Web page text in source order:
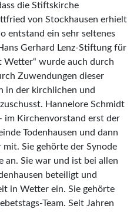
die Stiftskirche
von Stockhausen erhielt
entstand ein sehr seltenes
Gerhard Lenz-Stiftung für
wurde auch durch
Zuwendungen dieser
in der kirchlichen und
Hannelore Schmidt
im Kirchenvorstand erst der
Todenhausen und dann
Sie gehörte der Synode
an. Sie war und ist bei allen
beteiligt und
in Wetter ein. Sie gehörte
Team. Seit Jahren